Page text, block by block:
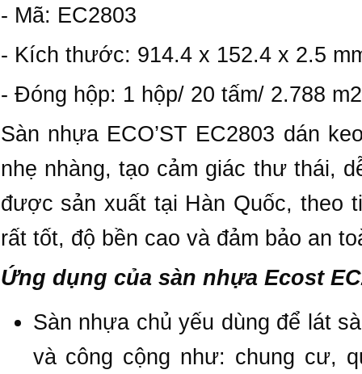
- Mã: EC2803
- Kích thước: 914.4 x 152.4 x 2.5
- Đóng hộp: 1 hộp/ 20 tấm/ 2.788 m2
Sàn nhựa ECO’ST EC2803 dán
nhẹ nhàng, tạo cảm giác thư thái,
được sản xuất tại Hàn Quốc, theo
rất tốt, độ bền cao và đảm bảo an
Ứng dụng của sàn nhựa Ecost
Sàn nhựa chủ yếu dùng để lát
và công cộng như: chung cư,